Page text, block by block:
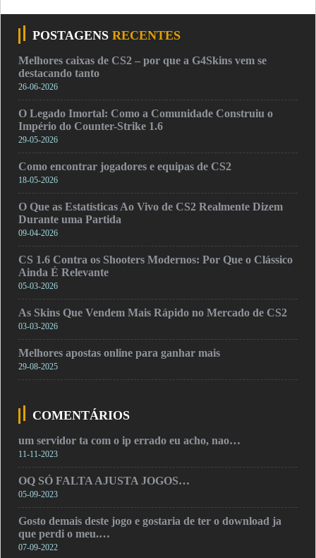
POSTAGENS RECENTES
Melhores caixas de CS2 – por que a G4Skins vem se
destacando tanto
26-06-2026
O Legado Imortal: Como a Comunidade Construiu o
Império do Counter-Strike 1.6
29-05-2026
Como encontrar jogadores e equipas de CS2
18-05-2026
O Que as Estatísticas Ao Vivo de CS2 Realmente Dizem
Durante uma Partida
09-04-2026
CS 1.6 Contra os Shooters Modernos: Por Que o Clássico
Ainda É Relevante
05-03-2026
As Skins Que Vendem Mais Rápido no Mercado de CS2
03-03-2026
Melhores apostas online para ganhar mais
29-08-2025
COMENTÁRIOS
um servidor ta com o ip errado eu acho, nao…
11-11-2023
OQ SÓ FALTA AJUSTA JOGOS…
05-09-2023
Gosto demais deste jogo e gostaria de ter o download ja
que perdi o meu.…
07-09-2022